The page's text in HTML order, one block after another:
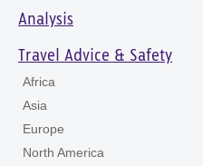
Analysis
Travel Advice & Safety
Africa
Asia
Europe
North America